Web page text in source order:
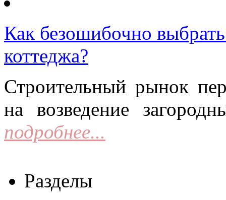
Как безошибочно
коттеджа?
Строительный рынок
на возведение
подробнее...
Разделы